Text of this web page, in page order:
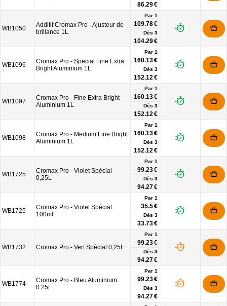
86.29 €
WB1050
Additif Cromax Pro - Ajusteur de
brillance 1L
Par 1
109.78 €
Dès 3
104.29 €
WB1096
Cromax Pro - Special Fine Extra
Bright Aluminium 1L
Par 1
160.13 €
Dès 3
152.12 €
WB1097
Cromax Pro - Fine Extra Bright
Aluminium 1L
Par 1
160.13 €
Dès 3
152.12 €
WB1098
Cromax Pro - Medium Fine Bright
Aluminium 1L
Par 1
160.13 €
Dès 3
152.12 €
WB1725
Cromax Pro - Violet Spécial
0,25L
Par 1
99.23 €
Dès 3
94.27 €
WB1725
Cromax Pro - Violet Spécial
100ml
Par 1
35.5 €
Dès 3
33.73 €
WB1732 Cromax Pro - Vert Spécial 0,25L
Par 1
99.23 €
Dès 3
94.27 €
WB1774
Cromax Pro - Bleu Aluminium
0.25L
Par 1
99.23 €
Dès 3
94.27 €